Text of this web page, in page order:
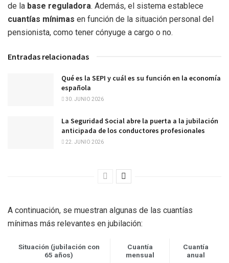
de la base reguladora. Además, el sistema establece
cuantías mínimas en función de la situación personal del
pensionista, como tener cónyuge a cargo o no.
Entradas relacionadas
Qué es la SEPI y cuál es su función en la economía
española
30. JUNIO 2026
La Seguridad Social abre la puerta a la jubilación
anticipada de los conductores profesionales
22. JUNIO 2026
A continuación, se muestran algunas de las cuantías
mínimas más relevantes en jubilación:
Situación (jubilación con
65 años)
Cuantía
mensual
Cuantía
anual